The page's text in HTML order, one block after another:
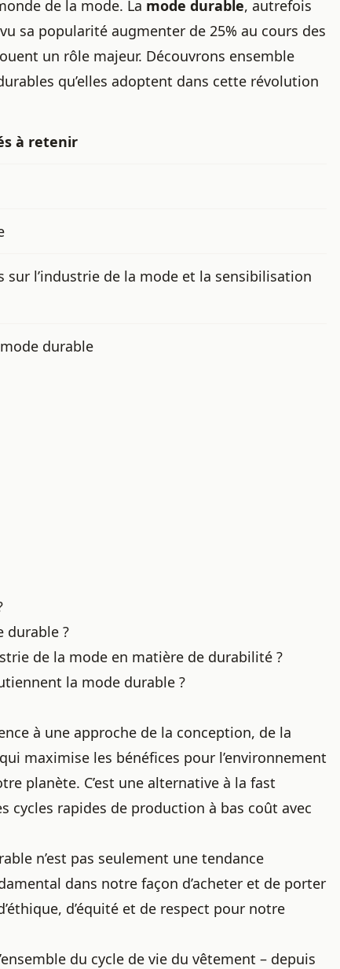
de la mode. La mode durable, autrefois
sa popularité augmenter de 25% au cours des
un rôle majeur. Découvrons ensemble
qu’elles adoptent dans cette révolution
à retenir
sur l’industrie de la mode et la sensibilisation
durable
durable ?
de la mode en matière de durabilité ?
la mode durable ?
à une approche de la conception, de la
maximise les bénéfices pour l’environnement
planète. C’est une alternative à la fast
cycles rapides de production à bas coût avec
n’est pas seulement une tendance
dans notre façon d’acheter et de porter
d’équité et de respect pour notre
du cycle de vie du vêtement – depuis